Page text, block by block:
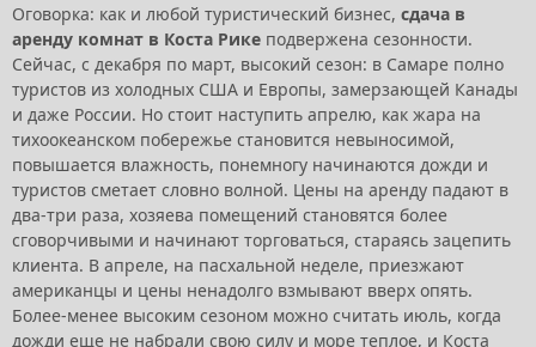
Оговорка: как и любой туристический бизнес, сдача в
аренду комнат в Коста Рике подвержена сезонности.
Сейчас, с декабря по март, высокий сезон: в Самаре полно
туристов из холодных США и Европы, замерзающей Канады
и даже России. Но стоит наступить апрелю, как жара на
тихоокеанском побережье становится невыносимой,
повышается влажность, понемногу начинаются дожди и
туристов сметает словно волной. Цены на аренду падают в
два-три раза, хозяева помещений становятся более
сговорчивыми и начинают торговаться, стараясь зацепить
клиента. В апреле, на пасхальной неделе, приезжают
американцы и цены ненадолго взмывают вверх опять.
Более-менее высоким сезоном можно считать июль, когда
дожди еще не набрали свою силу и море теплое, и Коста